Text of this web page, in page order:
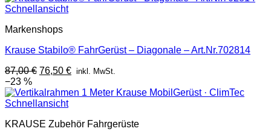
Schnellansicht
Markenshops
Krause Stabilo® FahrGerüst – Diagonale – Art.Nr.702814
87,00€ Ursprünglicher
war:
87,00 €
76,50 €Aktueller
ist:
inkl. MwSt.
−23 %
Schnellansicht
KRAUSE Zubehör Fahrgerüste